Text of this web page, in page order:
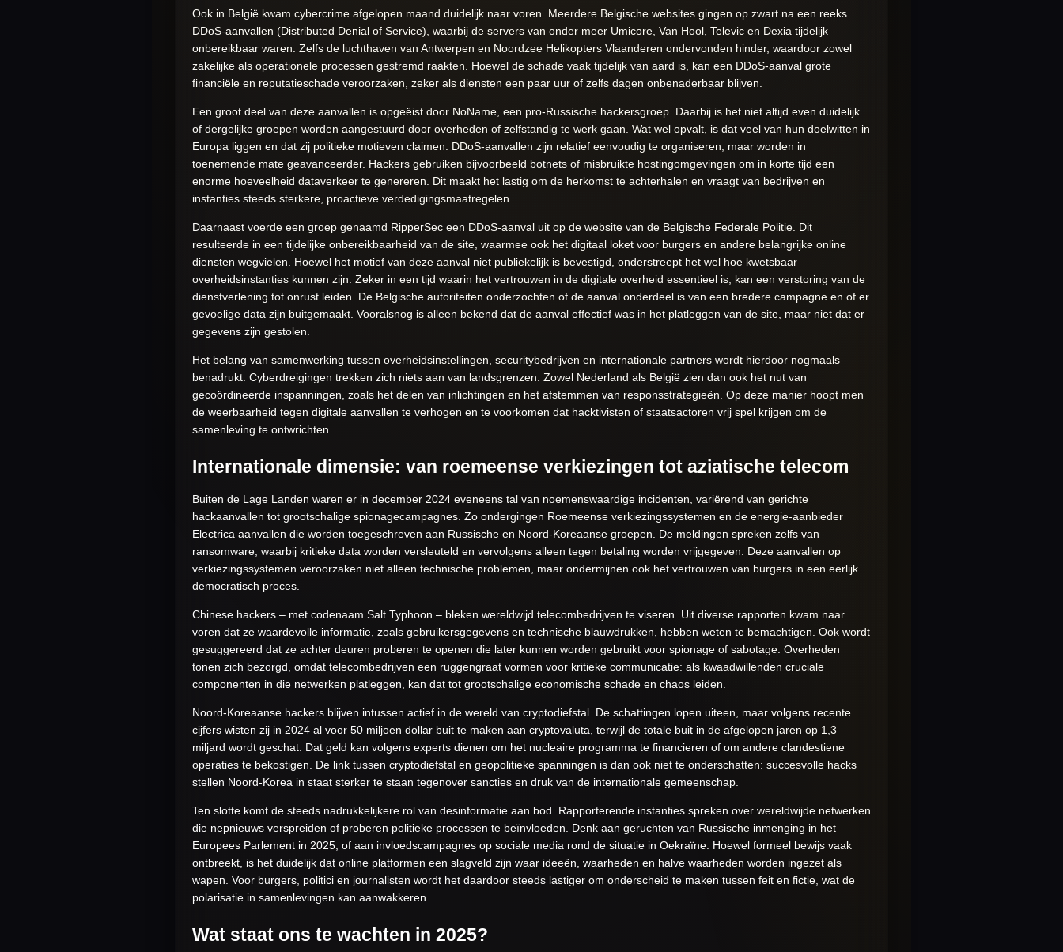
Ook in België kwam cybercrime afgelopen maand duidelijk naar voren. Meerdere Belgische websites gingen op zwart na een reeks
DDoS-aanvallen (Distributed Denial of Service), waarbij de servers van onder meer Umicore, Van Hool, Televic en Dexia tijdelijk
onbereikbaar waren. Zelfs de luchthaven van Antwerpen en Noordzee Helikopters Vlaanderen ondervonden hinder, waardoor zowel
zakelijke als operationele processen gestremd raakten. Hoewel de schade vaak tijdelijk van aard is, kan een DDoS-aanval grote
financiële en reputatieschade veroorzaken, zeker als diensten een paar uur of zelfs dagen onbenaderbaar blijven.
Een groot deel van deze aanvallen is opgeëist door NoName, een pro-Russische hackersgroep. Daarbij is het niet altijd even duidelijk
of dergelijke groepen worden aangestuurd door overheden of zelfstandig te werk gaan. Wat wel opvalt, is dat veel van hun doelwitten in
Europa liggen en dat zij politieke motieven claimen. DDoS-aanvallen zijn relatief eenvoudig te organiseren, maar worden in
toenemende mate geavanceerder. Hackers gebruiken bijvoorbeeld botnets of misbruikte hostingomgevingen om in korte tijd een
enorme hoeveelheid dataverkeer te genereren. Dit maakt het lastig om de herkomst te achterhalen en vraagt van bedrijven en
instanties steeds sterkere, proactieve verdedigingsmaatregelen.
Daarnaast voerde een groep genaamd RipperSec een DDoS-aanval uit op de website van de Belgische Federale Politie. Dit
resulteerde in een tijdelijke onbereikbaarheid van de site, waarmee ook het digitaal loket voor burgers en andere belangrijke online
diensten wegvielen. Hoewel het motief van deze aanval niet publiekelijk is bevestigd, onderstreept het wel hoe kwetsbaar
overheidsinstanties kunnen zijn. Zeker in een tijd waarin het vertrouwen in de digitale overheid essentieel is, kan een verstoring van de
dienstverlening tot onrust leiden. De Belgische autoriteiten onderzochten of de aanval onderdeel is van een bredere campagne en of er
gevoelige data zijn buitgemaakt. Vooralsnog is alleen bekend dat de aanval effectief was in het platleggen van de site, maar niet dat er
gegevens zijn gestolen.
Het belang van samenwerking tussen overheidsinstellingen, securitybedrijven en internationale partners wordt hierdoor nogmaals
benadrukt. Cyberdreigingen trekken zich niets aan van landsgrenzen. Zowel Nederland als België zien dan ook het nut van
gecoördineerde inspanningen, zoals het delen van inlichtingen en het afstemmen van responsstrategieën. Op deze manier hoopt men
de weerbaarheid tegen digitale aanvallen te verhogen en te voorkomen dat hacktivisten of staatsactoren vrij spel krijgen om de
samenleving te ontwrichten.
Internationale dimensie: van roemeense verkiezingen tot aziatische telecom
Buiten de Lage Landen waren er in december 2024 eveneens tal van noemenswaardige incidenten, variërend van gerichte
hackaanvallen tot grootschalige spionagecampagnes. Zo ondergingen Roemeense verkiezingssystemen en de energie-aanbieder
Electrica aanvallen die worden toegeschreven aan Russische en Noord-Koreaanse groepen. De meldingen spreken zelfs van
ransomware, waarbij kritieke data worden versleuteld en vervolgens alleen tegen betaling worden vrijgegeven. Deze aanvallen op
verkiezingssystemen veroorzaken niet alleen technische problemen, maar ondermijnen ook het vertrouwen van burgers in een eerlijk
democratisch proces.
Chinese hackers – met codenaam Salt Typhoon – bleken wereldwijd telecombedrijven te viseren. Uit diverse rapporten kwam naar
voren dat ze waardevolle informatie, zoals gebruikersgegevens en technische blauwdrukken, hebben weten te bemachtigen. Ook wordt
gesuggereerd dat ze achter deuren proberen te openen die later kunnen worden gebruikt voor spionage of sabotage. Overheden
tonen zich bezorgd, omdat telecombedrijven een ruggengraat vormen voor kritieke communicatie: als kwaadwillenden cruciale
componenten in die netwerken platleggen, kan dat tot grootschalige economische schade en chaos leiden.
Noord-Koreaanse hackers blijven intussen actief in de wereld van cryptodiefstal. De schattingen lopen uiteen, maar volgens recente
cijfers wisten zij in 2024 al voor 50 miljoen dollar buit te maken aan cryptovaluta, terwijl de totale buit in de afgelopen jaren op 1,3
miljard wordt geschat. Dat geld kan volgens experts dienen om het nucleaire programma te financieren of om andere clandestiene
operaties te bekostigen. De link tussen cryptodiefstal en geopolitieke spanningen is dan ook niet te onderschatten: succesvolle hacks
stellen Noord-Korea in staat sterker te staan tegenover sancties en druk van de internationale gemeenschap.
Ten slotte komt de steeds nadrukkelijkere rol van desinformatie aan bod. Rapporterende instanties spreken over wereldwijde netwerken
die nepnieuws verspreiden of proberen politieke processen te beïnvloeden. Denk aan geruchten van Russische inmenging in het
Europees Parlement in 2025, of aan invloedscampagnes op sociale media rond de situatie in Oekraïne. Hoewel formeel bewijs vaak
ontbreekt, is het duidelijk dat online platformen een slagveld zijn waar ideeën, waarheden en halve waarheden worden ingezet als
wapen. Voor burgers, politici en journalisten wordt het daardoor steeds lastiger om onderscheid te maken tussen feit en fictie, wat de
polarisatie in samenlevingen kan aanwakkeren.
Wat staat ons te wachten in 2025?